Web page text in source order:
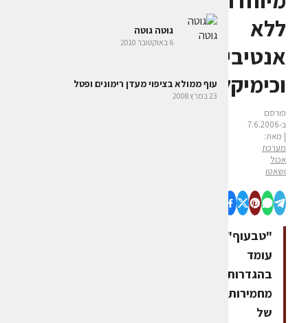
ללא
אנטיביוטיקה
וכימיקלים
פורסם
ב-7.6.2006
| מאת:
מערכת
אכול
ושאטו
"טבעוף"
עומד
בהגדרות
מחמירות
של
גוטה גוטה
6 באוקטובר 2010
עוף ממולא בציפוי מעדן רימונים ופטל
23 במרץ 2008